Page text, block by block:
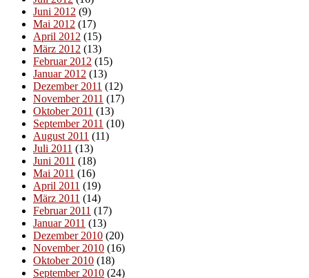
Juni 2012 (9)
Mai 2012 (17)
April 2012 (15)
März 2012 (13)
Februar 2012 (15)
Januar 2012 (13)
Dezember 2011 (12)
November 2011 (17)
Oktober 2011 (13)
September 2011 (10)
August 2011 (11)
Juli 2011 (13)
Juni 2011 (18)
Mai 2011 (16)
April 2011 (19)
März 2011 (14)
Februar 2011 (17)
Januar 2011 (13)
Dezember 2010 (20)
November 2010 (16)
Oktober 2010 (18)
September 2010 (24)